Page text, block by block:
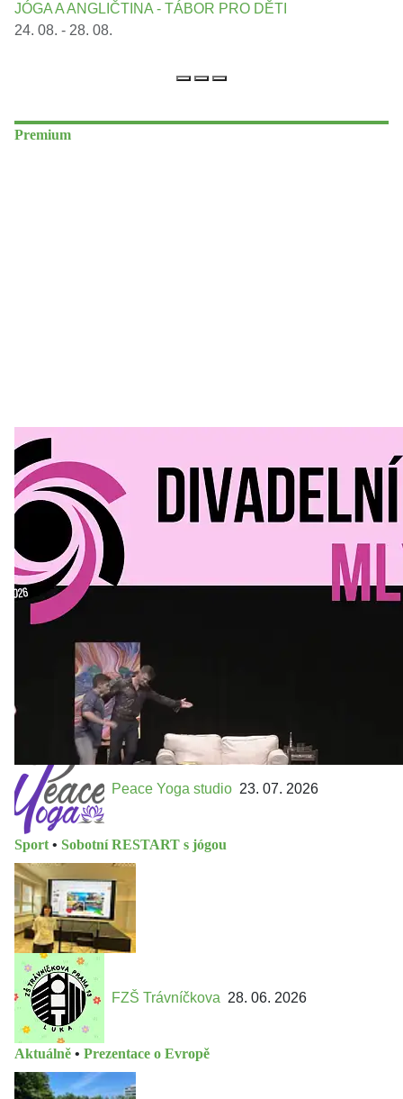
JÓGA A ANGLIČTINA - TÁBOR PRO DĚTI
24. 08. - 28. 08.
Premium
Divadelní Mlýn 30. 07. 2026
Kultura a volný čas
Divadelní mlýn. 15. až 18. října KD
MLEJN. Vstupenky již v prodeji.
Přijďte na přátelský festival divadla a inspirace 15. až 18.
října 2026 Vstupenky již v prodeji na GOOUT -
https://divadelnimlyn.cz/vstupenky Představ si čtyři dny
Peace Yoga studio 23. 07. 2026
Sport • Sobotní RESTART s jógou
FZŠ Trávníčkova 28. 06. 2026
Aktuálně • Prezentace o Evropě